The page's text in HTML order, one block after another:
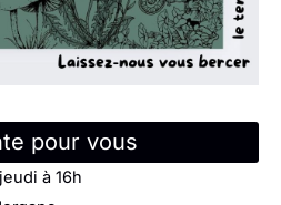
pour vous
à 16h